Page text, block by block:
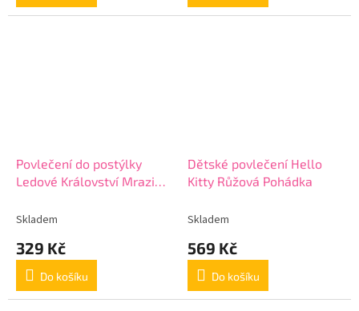
Povlečení do postýlky
Ledové Království Mrazivá
Skladem
329 Kč
Do košíku
Dětské povlečení Hello
Kitty Růžová Pohádka
Skladem
569 Kč
Do košíku